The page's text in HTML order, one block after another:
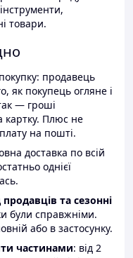
товари.
продавець
як покупець огляне і
— гроші
картку. Плюс не
на пошті.
доставка по всій
однієї
продавців та сезонні
були справжніми.
або в застосунку.
частинами: від 2